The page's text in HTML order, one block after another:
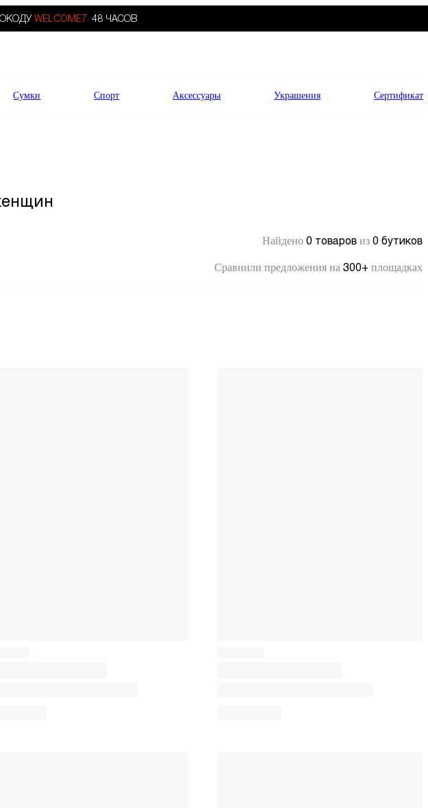
WELCOME7. 48 ЧАСОВ
Сумки Спорт Аксессуары Украшения Сертификат
Найдено 0 товаров из 0 бутиков
Сравнили предложения на 300+ площадках